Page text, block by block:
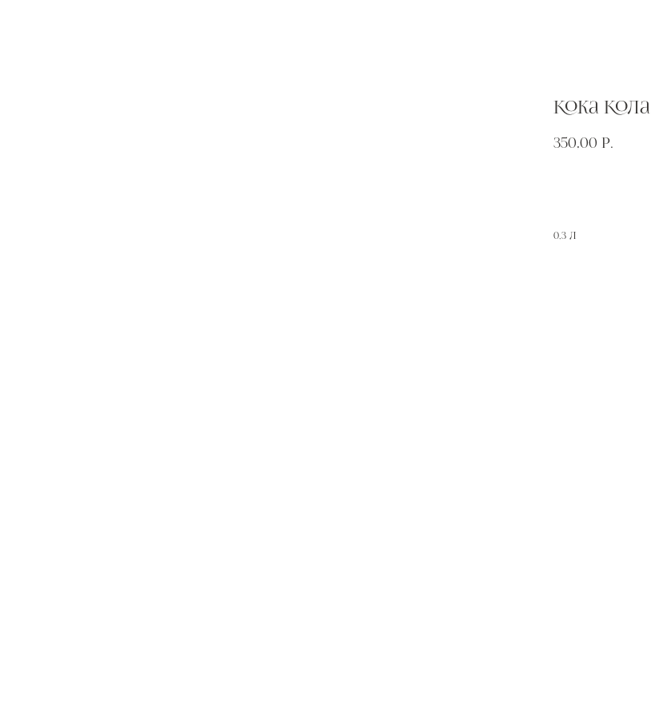
Кока Кола
350,00 р.
0,3 л